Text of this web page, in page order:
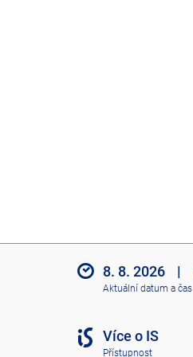
8. 8. 2026 |
Aktuální datum a čas
Více o IS
Přístupnost